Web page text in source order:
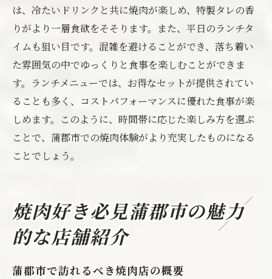
は、冷たいドリンクと共に焼肉が楽しめ、特製タレの香
りがより一層食欲をそそります。また、平日のランチタ
イムも狙い目です。混雑を避けることができ、落ち着い
た雰囲気の中でゆっくりと食事を楽しむことができま
す。ランチメニューでは、お得なセットが提供されてい
ることも多く、コストパフォーマンスに優れた食事が楽
しめます。このように、時間帯に応じた楽しみ方を選ぶ
ことで、蒲郡市での焼肉体験がより充実したものになる
ことでしょう。
焼肉好き必見蒲郡市の魅力
的な店舗紹介
蒲郡市で訪れるべき焼肉店の概要